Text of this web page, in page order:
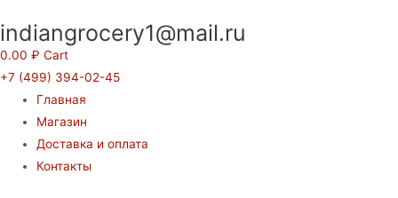
к
содержимому
indiangrocery1@mail.ru
0.00 ₽ Cart
+7 (499) 394-02-45
Главная
Магазин
Доставка и оплата
Контакты